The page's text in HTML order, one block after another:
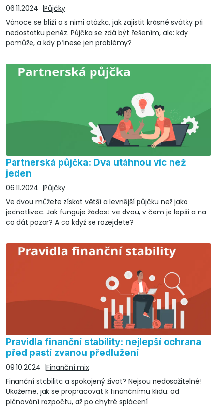
06.11.2024
Půjčky
Vánoce se blíží a s nimi otázka, jak zajistit krásné svátky při
nedostatku peněz. Půjčka se zdá být řešením, ale: kdy
pomůže, a kdy přinese jen problémy?
Partnerská půjčka: Dva utáhnou víc než
jeden
06.11.2024
Půjčky
Ve dvou můžete získat větší a levnější půjčku než jako
jednotlivec. Jak funguje žádost ve dvou, v čem je lepší a na
co dát pozor? A co když se rozejdete?
Pravidla finanční stability: nejlepší ochrana
před pastí zvanou předlužení
09.10.2024
Finanční mix
Finanční stabilita a spokojený život? Nejsou nedosažitelné!
Ukážeme, jak se propracovat k finančnímu klidu: od
plánování rozpočtu, až po chytré splácení